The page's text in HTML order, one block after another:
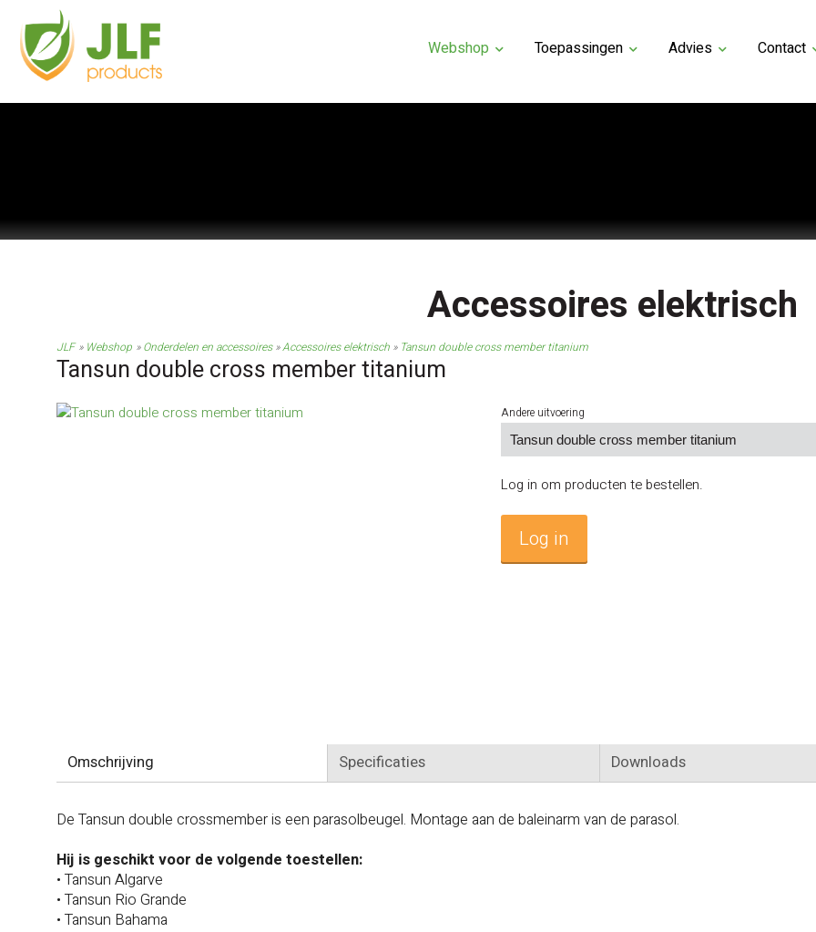
Webshop Toepassingen Advies Contact
Accessoires elektrisch
JLF Webshop Onderdelen en accessoires Accessoires elektrisch Tansun double cross member titanium
Tansun double cross member titanium
Andere uitvoering
Log in om producten te bestellen.
Log in
Omschrijving Specificaties Downloads
De Tansun double crossmember is een parasolbeugel. Montage aan de baleinarm van de parasol.
Hij is geschikt voor de volgende toestellen:
• Tansun Algarve
• Tansun Rio Grande
• Tansun Bahama